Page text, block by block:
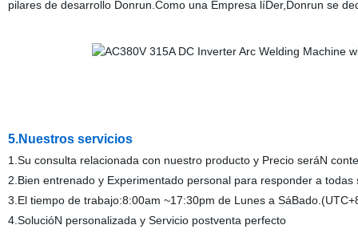
pilares de desarrollo Donrun.Como una Empresa líDer,Donrun se
5.Nuestros servicios
1.Su consulta relacionada con nuestro producto y Precio seráN
2.Bien entrenado y Experimentado personal para responder a todas
3.El tiempo de trabajo:8:00am ~17:30pm de Lunes a
4.SolucióN personalizada y Servicio postventa perfecto